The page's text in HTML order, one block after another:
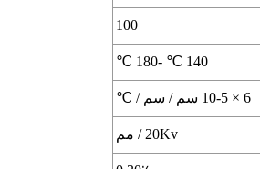
100
140 ℃ -180 ℃
6 × 10-5 سم / سم / ℃
20Kv / مم